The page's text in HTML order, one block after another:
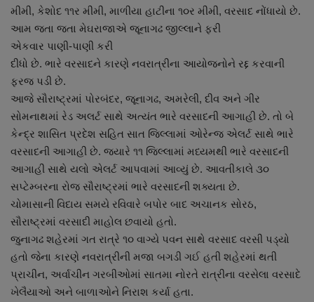
સ્પોર્ટ્સ
રાશિફળ
ગુનાખોરી
બોલિવૂડ
સ્વાસ્થ્ય
મીમી, કેશોદ ૧૧ર મીમી, માળીયા હાટીના ૧૦ર મીમી, વરસાદ નોંધાયો છે.
આમ જતા જતા મેઘરાજાએ જૂનાગઢ જીલ્લાને ફરી
એકવાર પાણી-પાણી કરી
દીધો છે. ભારે વરસાદને કારણે નવરાત્રીના આયોજનોને રદ્દ કરવાની
ફરજ પડી છે.
આજે સૌરાષ્ટ્રમાં પોરબંદર, જૂનાગઢ, અમરેલી, દીવ અને ગીર
સોમનાથમાં રેડ અલર્ટ સાથે અત્યંત ભારે વરસાદની આગાહી છે. તો બે
કેન્દ્ર શાસિત પ્રદેશ સહિત સાત જિલ્લામાં ઓરેન્જ એલર્ટ સાથે ભારે
વરસાદની આગાહી છે. જ્યારે ૧૧ જિલ્લામાં મધ્યમથી ભારે વરસાદની
આગાહી સાથે યલો એલર્ટ આપવામાં આવ્યું છે. આવતીકાલે ૩૦
સપ્ટેમ્બરના રોજ સૌરાષ્ટ્રમાં ભારે વરસાદની શક્યતા છે.
ચોમાસાની વિદાય સમયે રવિવારે બપોર બાદ અચાનક સોરઠ,
સૌરાષ્ટ્રમાં વરસાદી માહોલ છવાયો હતો.
જુનાગઢ શહેરમાં ગત રાત્રે ૧૦ વાગ્યે પવન સાથે વરસાદ વરસી પડ્યો
હતો જેના કારણે નવરાત્રીની મજા બગડી ગઈ હતી શહેરમાં થતી
પ્રાચીન, અર્વાચીન ગરબીઓમાં સાતમા નોરતે રાત્રીના વરસેલા વરસાદે
ખેલૈયાઓ અને બાળાઓને નિરાશ કર્યા હતા.